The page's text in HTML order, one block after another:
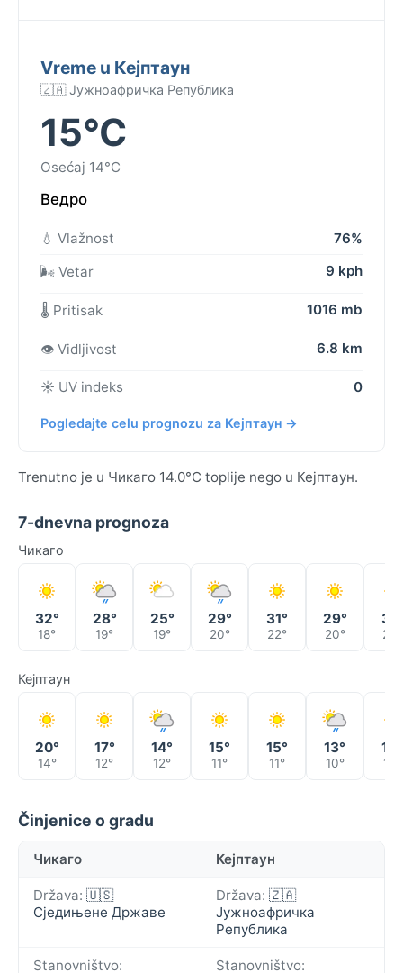
Vreme u Кејптаун
🇿🇦 Јужноафричка Република
15°C
Osećaj 14°C
Ведро
💧 Vlažnost
76%
🌬️ Vetar
9 kph
🌡️ Pritisak 1016 mb
👁️ Vidljivost 6.8 km
☀️ UV indeks 0
Pogledajte celu prognozu za Кејптаун →
Trenutno je u Чикаго 14.0°C toplije nego u Кејптаун.
7-dnevna prognoza
Чикаго
32°
18°
28°
19°
25°
19°
29°
20°
31°
22°
29°
20°
31°
23°
Кејптаун
20°
14°
17°
12°
14°
12°
15°
11°
15°
11°
13°
10°
13°
10°
Činjenice o gradu
Чикаго Кејптаун
Država: 🇺🇸
Сједињене Државе
Država: 🇿🇦
Јужноафричка
Република
Stanovništvo: Stanovništvo: